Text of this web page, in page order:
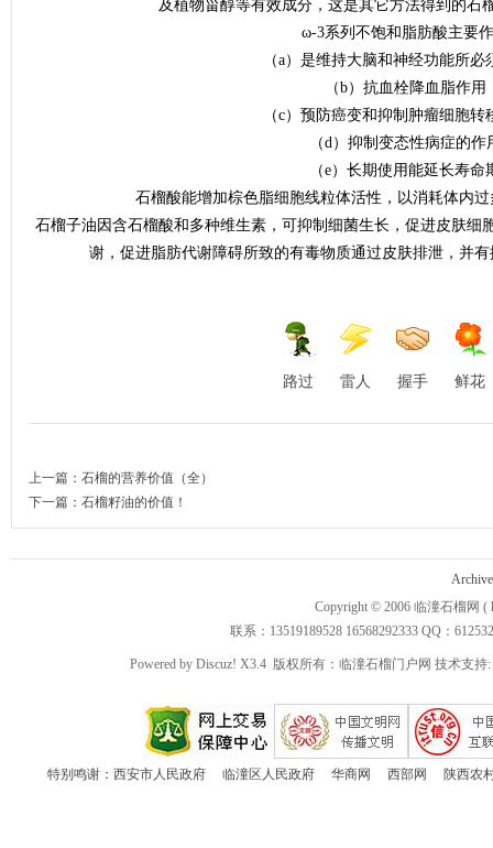
及植物甾醇等有效成分，这是其它方法得到的石
ω-3系列不饱和脂肪酸主要
（a）是维持大脑和神经功能所必
（b）抗血栓降血脂作用
（c）预防癌变和抑制肿瘤细胞转
（d）抑制变态性病症的作
（e）长期使用能延长寿命
石榴酸能增加棕色脂细胞线粒体活性，以消耗体内
石榴子油因含石榴酸和多种维生素，可抑制细菌生长，促进皮肤细
谢，促进脂肪代谢障碍所致的有毒物质通过皮肤排泄，并
路过 雷人 握手 鲜花
上一篇： 石榴的营养价值（全）
下一篇： 石榴籽油的价值！
Copyright © 2006 临潼石榴网 (
联系：13519189528 16568292333 QQ：
Powered by Discuz! X3.4 版权所有：临潼石榴门户网 技术支持:
特别鸣谢： 西安市人民政府 临潼区人民政府 华商网 西部网 陕西农